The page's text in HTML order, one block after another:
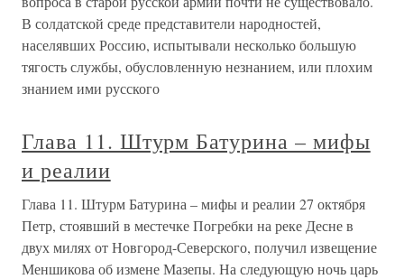
В солдатской среде представители народностей,
населявших Россию, испытывали несколько большую
тягость службы, обусловленную незнанием, или плохим
знанием ими русского
Глава 11. Штурм Батурина – мифы
и реалии
Глава 11. Штурм Батурина – мифы и реалии 27 октября
Петр, стоявший в местечке Погребки на реке Десне в
двух милях от Новгород-Северского, получил извещение
Меншикова об измене Мазепы. На следующую ночь царь